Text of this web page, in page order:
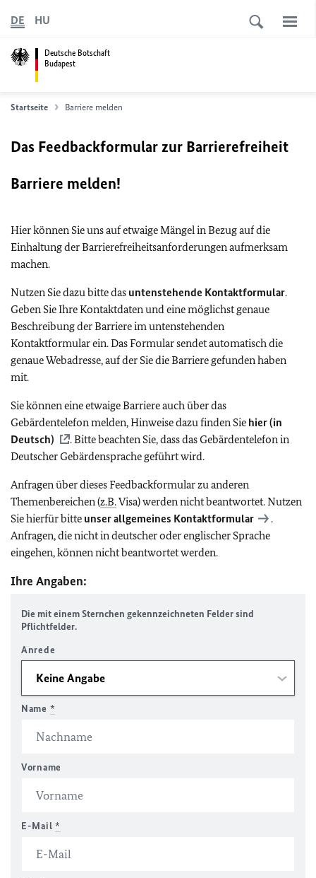
Deutsche Botschaft
Budapest
DE HU
Startseite Barriere melden
Das Feedbackformular zur Barrierefreiheit
Barriere melden!
Hier können Sie uns auf etwaige Mängel in Bezug auf die
Einhaltung der Barrierefreiheitsanforderungen aufmerksam
machen.
Nutzen Sie dazu bitte das untenstehende Kontaktformular.
Geben Sie Ihre Kontaktdaten und eine möglichst genaue
Beschreibung der Barriere im untenstehenden
Kontaktformular ein. Das Formular sendet automatisch die
genaue Webadresse, auf der Sie die Barriere gefunden haben
mit.
Sie können eine etwaige Barriere auch über das
Gebärdentelefon melden, Hinweise dazu finden Sie hier (in
Deutsch)
. Bitte beachten Sie, dass das Gebärdentelefon in
Deutscher Gebärdensprache geführt wird.
Anfragen über dieses Feedbackformular zu anderen
Themenbereichen (z.B.Visa) werden nicht beantwortet. Nutzen
Sie hierfür bitte unser allgemeines Kontaktformular
.
Anfragen, die nicht in deutscher oder englischer Sprache
eingehen, können nicht beantwortet werden.
Ihre Angaben:
Die mit einem Sternchen gekennzeichneten Felder sind
Pflichtfelder.
Anrede
Name *
Vorname
E-Mail *